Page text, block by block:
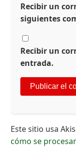
Recibir un
siguientes
Recibir un
entrada.
Este sitio usa
cómo se